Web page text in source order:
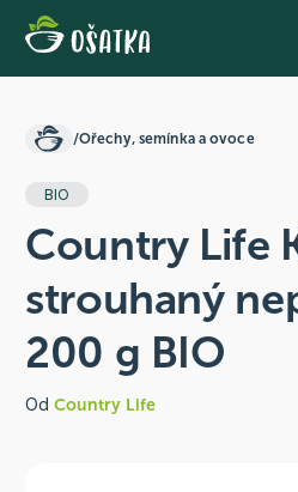
/Ořechy, semínka a ovoce
BIO
Country Life
strouhaný
200 g BIO
Od Country Life